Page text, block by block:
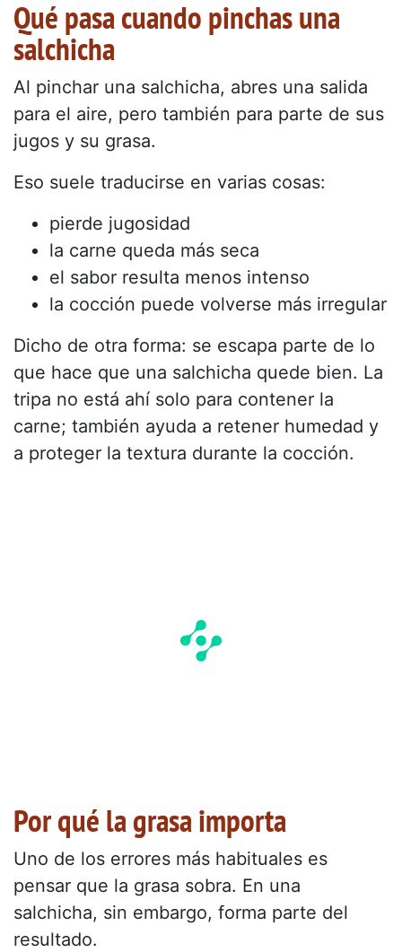
Qué pasa cuando pinchas una
salchicha
Al pinchar una salchicha, abres una salida
para el aire, pero también para parte de sus
jugos y su grasa.
Eso suele traducirse en varias cosas:
pierde jugosidad
la carne queda más seca
el sabor resulta menos intenso
la cocción puede volverse más irregular
Dicho de otra forma: se escapa parte de lo
que hace que una salchicha quede bien. La
tripa no está ahí solo para contener la
carne; también ayuda a retener humedad y
a proteger la textura durante la cocción.
Por qué la grasa importa
Uno de los errores más habituales es
pensar que la grasa sobra. En una
salchicha, sin embargo, forma parte del
resultado.